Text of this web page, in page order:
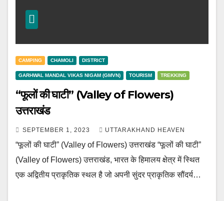
CAMPING CHAMOLI DISTRICT
GARHWAL MANDAL VIKAS NIGAM (GMVN) TOURISM TREKKING
“फूलों की घाटी” (Valley of Flowers)
उत्तराखंड
SEPTEMBER 1, 2023 UTTARAKHAND HEAVEN
“फूलों की घाटी” (Valley of Flowers) उत्तराखंड “फूलों की घाटी”
(Valley of Flowers) उत्तराखंड, भारत के हिमालय क्षेत्र में स्थित
एक अद्वितीय प्राकृतिक स्थल है जो अपनी सुंदर प्राकृतिक सौंदर्य…